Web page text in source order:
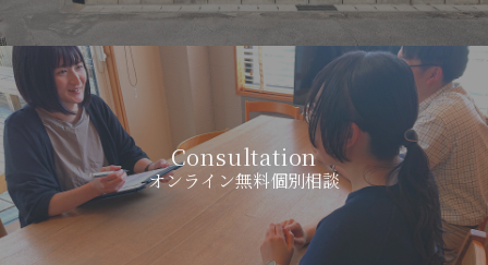
Consultation
オンライン無料個別相談